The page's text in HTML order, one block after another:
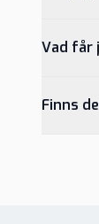
Vad får
Finns